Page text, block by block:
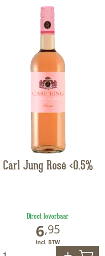
Carl Jung Rosé <0.5%
6,95
Direct leverbaar